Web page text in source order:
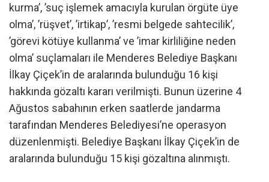
kurma’, ’suç işlemek amacıyla kurulan örgüte üye
olma’, ’rüşvet’, ’irtikap’, ’resmi belgede sahtecilik’,
’görevi kötüye kullanma’ ve ’imar kirliliğine neden
olma’ suçlamaları ile Menderes Belediye Başkanı
İlkay Çiçek’in de aralarında bulunduğu 16 kişi
hakkında gözaltı kararı verilmişti. Bunun üzerine 4
Ağustos sabahının erken saatlerde jandarma
tarafından Menderes Belediyesi’ne operasyon
düzenlenmişti. Belediye Başkanı İlkay Çiçek’in de
aralarında bulunduğu 15 kişi gözaltına alınmıştı.